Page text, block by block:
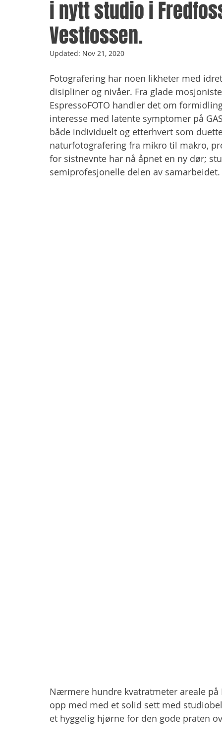
i nytt studio i
Vestfossen.
Updated: Nov 21, 2020
Fotografering har noen likheter med
disipliner og nivåer. Fra glade
EspressoFOTO handler det om
interesse med latente symptomer på
både individuelt og etterhvert som
naturfotografering fra mikro til makro,
for sistnevnte har nå åpnet en ny dør;
semiprofesjonelle delen av samarbeidet.
Nærmere hundre kvatratmeter areale
opp med med et solid sett med
et hyggelig hjørne for den gode praten